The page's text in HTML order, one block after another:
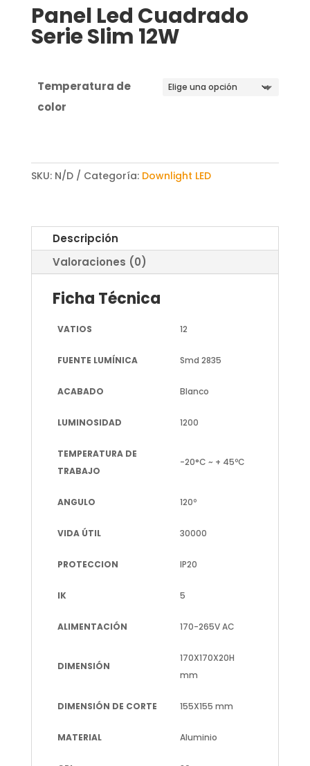
Panel Led Cuadrado
Serie Slim 12W
Temperatura de
color
SKU: N/D Categoría: Downlight LED
Descripción
Valoraciones (0)
Ficha Técnica
VATIOS 12
FUENTE LUMÍNICA Smd 2835
ACABADO Blanco
LUMINOSIDAD 1200
TEMPERATURA DE
TRABAJO
-20°C ~ + 45ºC
ANGULO 120º
VIDA ÚTIL 30000
PROTECCION IP20
IK 5
ALIMENTACIÓN 170-265V AC
DIMENSIÓN
170X170X20H
mm
DIMENSIÓN DE CORTE 155X155 mm
MATERIAL Aluminio